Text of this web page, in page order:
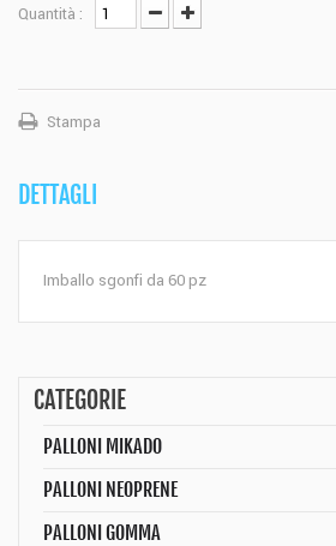
Quantità :
Stampa
DETTAGLI
Imballo sgonfi da 60 pz
CATEGORIE
PALLONI MIKADO
PALLONI NEOPRENE
PALLONI GOMMA